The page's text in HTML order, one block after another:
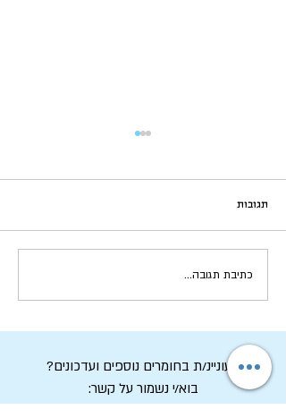
ראש השנה ויום הכיפורים: חגים
תגובות
כתיבת תגובה...
מעוניינ/ת בחומרים נוספים ועדכונים?
בוא/י נשמור על קשר: